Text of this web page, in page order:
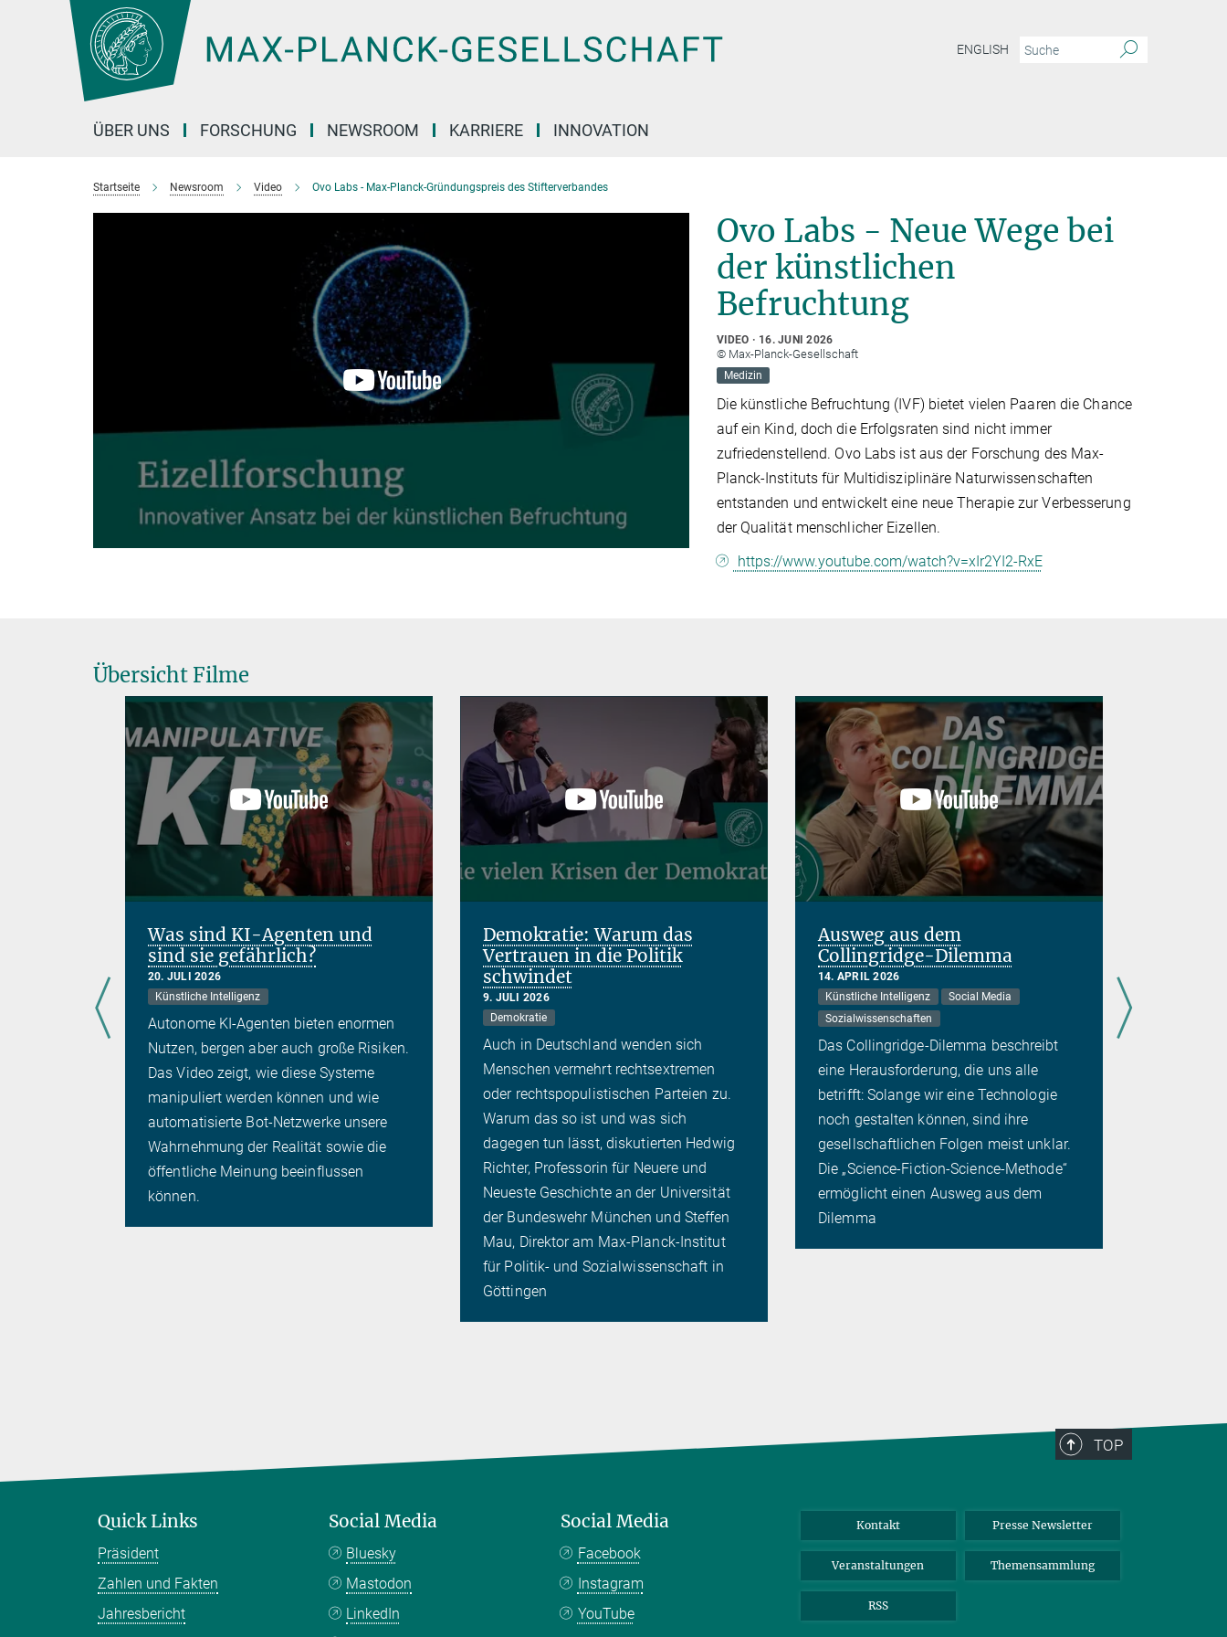
Hauptinhalt
ENGLISH
ÜBER UNS FORSCHUNG NEWSROOM KARRIERE INNOVATION
Startseite Newsroom Video Ovo Labs - Max-Planck-Gründungspreis des Stifterverbandes
Ovo Labs - Neue Wege bei
der künstlichen
Befruchtung
VIDEO 16. JUNI 2026
© Max-Planck-Gesellschaft
Medizin
Die künstliche Befruchtung (IVF) bietet vielen Paaren die Chance
auf ein Kind, doch die Erfolgsraten sind nicht immer
zufriedenstellend. Ovo Labs ist aus der Forschung des Max-
Planck-Instituts für Multidisziplinäre Naturwissenschaften
entstanden und entwickelt eine neue Therapie zur Verbesserung
der Qualität menschlicher Eizellen.
https://www.youtube.com/watch?v=xIr2YI2-RxE
Übersicht Filme
Was sind KI-Agenten und
sind sie gefährlich?
20. JULI 2026
Künstliche Intelligenz
Autonome KI-Agenten bieten enormen
Nutzen, bergen aber auch große Risiken.
Das Video zeigt, wie diese Systeme
manipuliert werden können und wie
automatisierte Bot-Netzwerke unsere
Wahrnehmung der Realität sowie die
öffentliche Meinung beeinflussen
können.
Demokratie: Warum das
Vertrauen in die Politik
schwindet
9. JULI 2026
Demokratie
Auch in Deutschland wenden sich
Menschen vermehrt rechtsextremen
oder rechtspopulistischen Parteien zu.
Warum das so ist und was sich
dagegen tun lässt, diskutierten Hedwig
Richter, Professorin für Neuere und
Neueste Geschichte an der Universität
der Bundeswehr München und Steffen
Mau, Direktor am Max-Planck-Institut
für Politik- und Sozialwissenschaft in
Göttingen
Ausweg aus dem
Collingridge-Dilemma
14. APRIL 2026
Künstliche Intelligenz
Social Media
Sozialwissenschaften
Das Collingridge-Dilemma beschreibt
eine Herausforderung, die uns alle
betrifft: Solange wir eine Technologie
noch gestalten können, sind ihre
gesellschaftlichen Folgen meist unklar.
Die „Science-Fiction-Science-Methode“
ermöglicht einen Ausweg aus dem
Dilemma
TOP
Quick Links
Präsident
Zahlen und Fakten
Jahresbericht
Social Media
Bluesky
Mastodon
LinkedIn
Social Media
Facebook
Instagram
YouTube
Kontakt Presse Newsletter
Veranstaltungen Themensammlung
RSS